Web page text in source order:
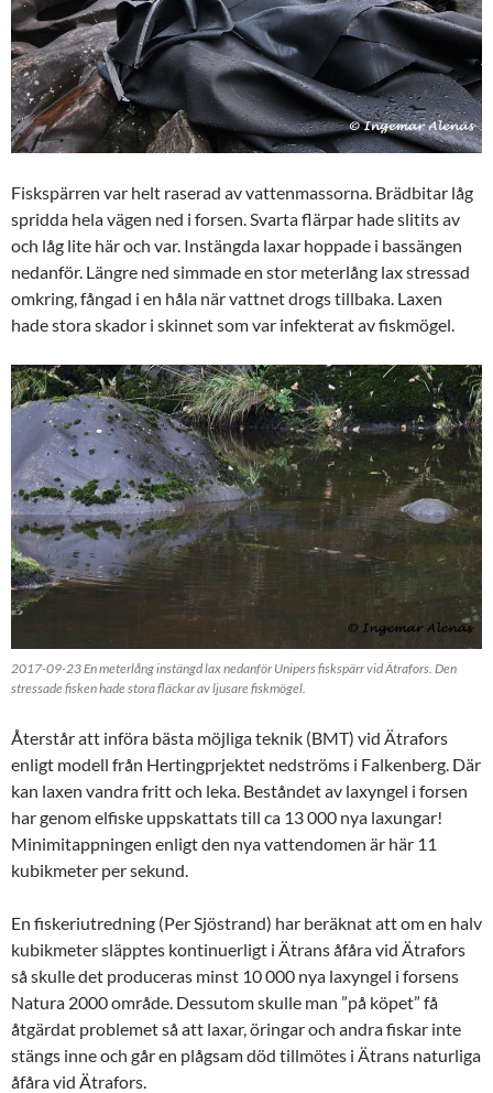
Fiskspärren var helt raserad av vattenmassorna. Brädbitar låg
spridda hela vägen ned i forsen. Svarta flärpar hade slitits av
och låg lite här och var. Instängda laxar hoppade i bassängen
nedanför. Längre ned simmade en stor meterlång lax stressad
omkring, fångad i en håla när vattnet drogs tillbaka. Laxen
hade stora skador i skinnet som var infekterat av fiskmögel.
2017-09-23 En meterlång instängd lax nedanför Unipers fiskspärr vid Ätrafors. Den
stressade fisken hade stora fläckar av ljusare fiskmögel.
Återstår att införa bästa möjliga teknik (BMT) vid Ätrafors
enligt modell från Hertingprjektet nedströms i Falkenberg. Där
kan laxen vandra fritt och leka. Beståndet av laxyngel i forsen
har genom elfiske uppskattats till ca 13 000 nya laxungar!
Minimitappningen enligt den nya vattendomen är här 11
kubikmeter per sekund.
En fiskeriutredning (Per Sjöstrand) har beräknat att om en halv
kubikmeter släpptes kontinuerligt i Ätrans åfåra vid Ätrafors
så skulle det produceras minst 10 000 nya laxyngel i forsens
Natura 2000 område. Dessutom skulle man ”på köpet” få
åtgärdat problemet så att laxar, öringar och andra fiskar inte
stängs inne och går en plågsam död tillmötes i Ätrans naturliga
åfåra vid Ätrafors.